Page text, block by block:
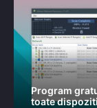
Program
toate